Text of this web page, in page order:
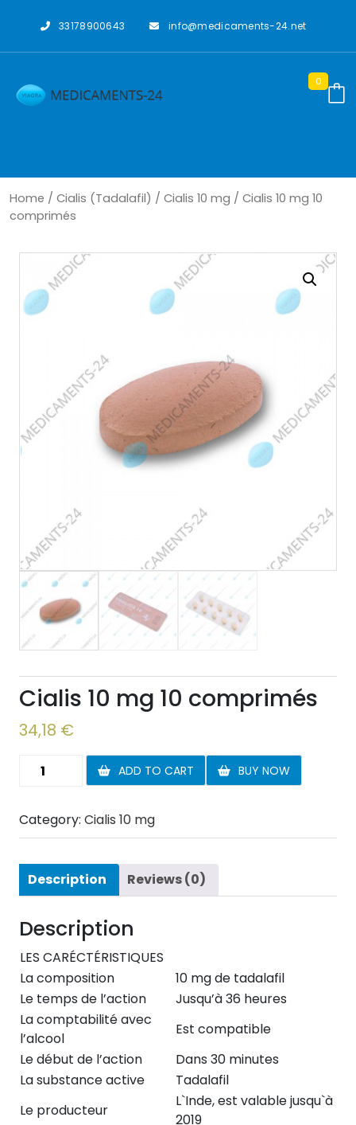
33178900643 info@medicaments-24.net
0
Home / Cialis (Tadalafil) / Cialis 10 mg / Cialis 10 mg 10
comprimés
Cialis 10 mg 10 comprimés
34,18 €
Cialis
10
comprimés
ADD TO CART BUY NOW
Category: Cialis 10 mg
Description Reviews (0)
Description
LES CARÉCTÉRISTIQUES
La composition
10 mg de tadalafil
Le temps de l’action
Jusqu’à 36 heures
La comptabilité avec
l’alcool
Est compatible
Le début de l’action
Dans 30 minutes
La substance active
Tadalafil
Le producteur
L`Inde, est valable jusqu`à
2019